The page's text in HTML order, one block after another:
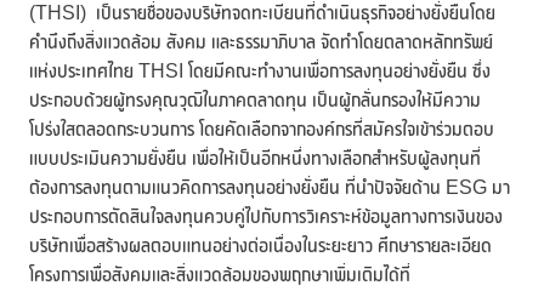
(THSI) เป็นรายชื่อของบริษัทจดทะเบียนที่ดำเนินธุรกิจอย่างยั่งยืนโดย
คำนึงถึงสิ่งแวดล้อม สังคม และธรรมาภิบาล จัดทำโดยตลาดหลักทรัพย์
แห่งประเทศไทย THSI โดยมีคณะทำงานเพื่อการลงทุนอย่างยั่งยืน ซึ่ง
ประกอบด้วยผู้ทรงคุณวุฒิในภาคตลาดทุน เป็นผู้กลั่นกรองให้มีความ
โปร่งใสตลอดกระบวนการ โดยคัดเลือกจากองค์กรที่สมัครใจเข้าร่วมตอบ
แบบประเมินความยั่งยืน เพื่อให้เป็นอีกหนึ่งทางเลือกสำหรับผู้ลงทุนที่
ต้องการลงทุนตามแนวคิดการลงทุนอย่างยั่งยืน ที่นำปัจจัยด้าน ESG มา
ประกอบการตัดสินใจลงทุนควบคู่ไปกับการวิเคราะห์ข้อมูลทางการเงินของ
บริษัทเพื่อสร้างผลตอบแทนอย่างต่อเนื่องในระยะยาว ศึกษารายละเอียด
โครงการเพื่อสังคมและสิ่งแวดล้อมของพฤกษาเพิ่มเติมได้ที่